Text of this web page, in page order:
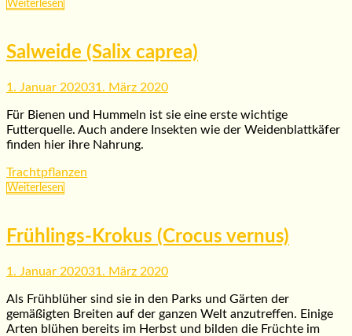
Weiterlesen
Salweide (Salix caprea)
1. Januar 202031. März 2020
Für Bienen und Hummeln ist sie eine erste wichtige
Futterquelle. Auch andere Insekten wie der Weidenblattkäfer
finden hier ihre Nahrung.
Trachtpflanzen
Weiterlesen
Frühlings-Krokus (Crocus vernus)
1. Januar 202031. März 2020
Als Frühblüher sind sie in den Parks und Gärten der
gemäßigten Breiten auf der ganzen Welt anzutreffen. Einige
Arten blühen bereits im Herbst und bilden die Früchte im